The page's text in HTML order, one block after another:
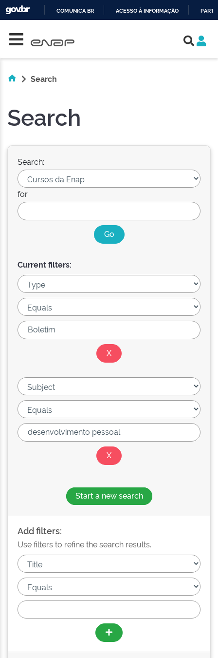
COMUNICA BR ACESSO À INFORMAÇÃO
Search
Search
Search:
for
Current filters:
Start a new search
Add filters:
Use filters to refine the search results.